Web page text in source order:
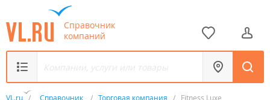
Справочник
компаний
VL.ru / Справочник / Торговая компания / Fitness Luxe